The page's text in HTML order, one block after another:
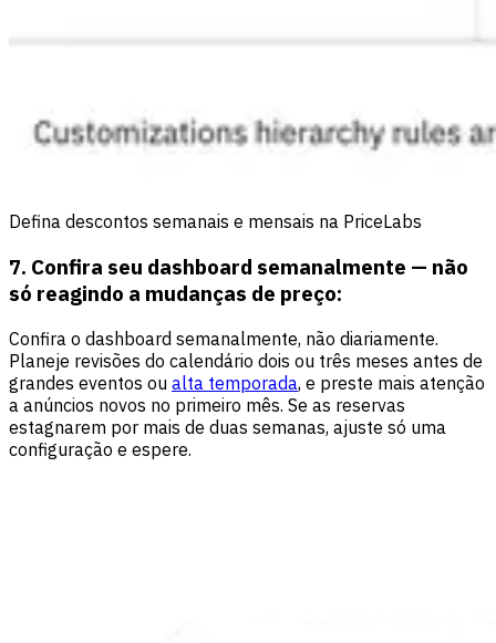
Defina descontos semanais e mensais na PriceLabs
7. Confira seu dashboard semanalmente — não
só reagindo a mudanças de preço:
Confira o dashboard semanalmente, não diariamente.
Planeje revisões do calendário dois ou três meses antes de
grandes eventos ou alta temporada, e preste mais atenção
a anúncios novos no primeiro mês. Se as reservas
estagnarem por mais de duas semanas, ajuste só uma
configuração e espere.